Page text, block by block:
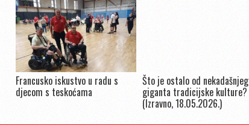
Francusko iskustvo u radu s
djecom s teskoćama
Što je ostalo od nekadašnjeg
giganta tradicijske kulture?
(Izravno, 18.05.2026.)